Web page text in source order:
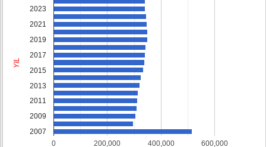
0 200,000 400,000 600,000
2023
2021
2019
2017
2015
2013
2011
2009
2007
YIL